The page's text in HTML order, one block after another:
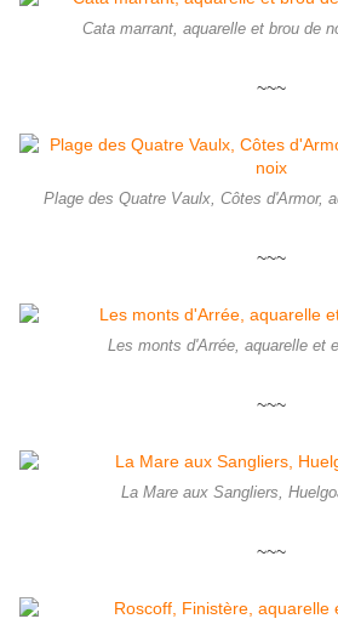
Cata marrant, aquarelle et brou de
~~~
Plage des Quatre Vaulx, Côtes d'Armor,
~~~
Les monts d'Arrée, aquarelle et
~~~
La Mare aux Sangliers,
~~~